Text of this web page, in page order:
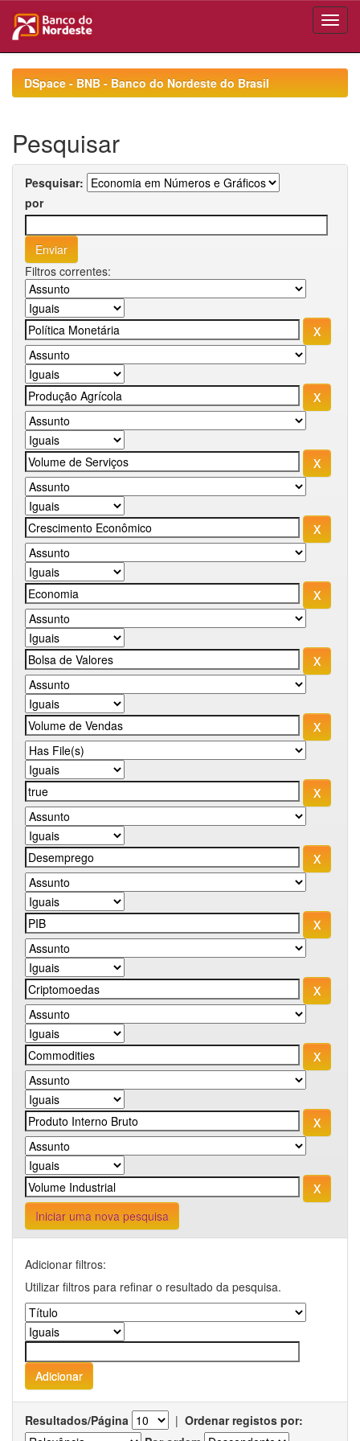
navigationDSpace - BNB - Banco do Nordeste do Brasil
Pesquisar
Pesquisar:
por
Filtros correntes:
Iniciar uma nova pesquisa
Adicionar filtros:
Utilizar filtros para refinar o resultado da pesquisa.
Resultados/Página | Ordenar registos por: